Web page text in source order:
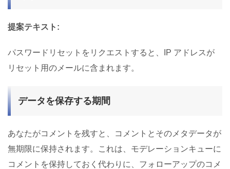
提案テキスト:
パスワードリセットをリクエストすると、IP アドレスが
リセット用のメールに含まれます。
データを保存する期間
あなたがコメントを残すと、コメントとそのメタデータが
無期限に保持されます。これは、モデレーションキューに
コメントを保持しておく代わりに、フォローアップのコメ